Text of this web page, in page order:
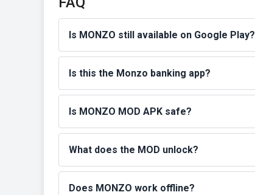
Is MONZO still available on Google Play?
Is this the Monzo banking app?
Is MONZO MOD APK safe?
What does the MOD unlock?
Does MONZO work offline?